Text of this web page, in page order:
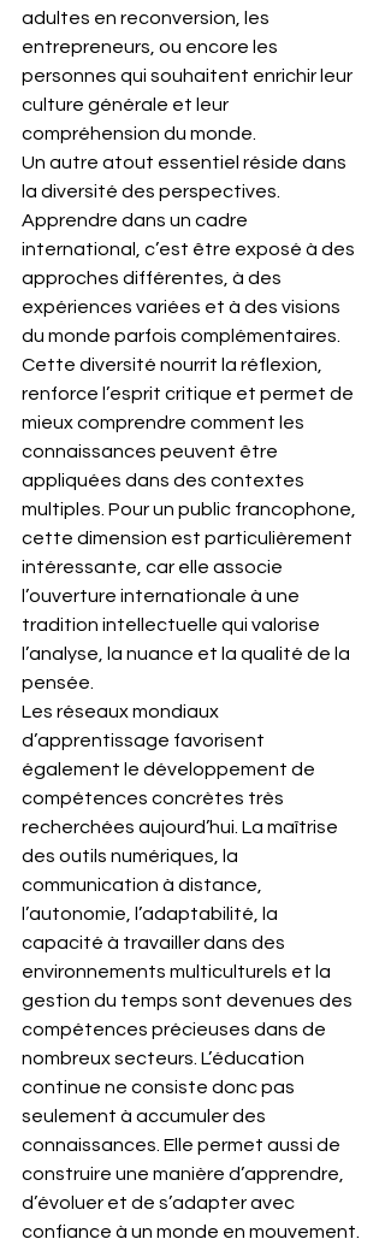
adultes en reconversion, les
entrepreneurs, ou encore les
personnes qui souhaitent enrichir leur
culture générale et leur
compréhension du monde.
Un autre atout essentiel réside dans
la diversité des perspectives.
Apprendre dans un cadre
international, c’est être exposé à des
approches différentes, à des
expériences variées et à des visions
du monde parfois complémentaires.
Cette diversité nourrit la réflexion,
renforce l’esprit critique et permet de
mieux comprendre comment les
connaissances peuvent être
appliquées dans des contextes
multiples. Pour un public francophone,
cette dimension est particulièrement
intéressante, car elle associe
l’ouverture internationale à une
tradition intellectuelle qui valorise
l’analyse, la nuance et la qualité de la
pensée.
Les réseaux mondiaux
d’apprentissage favorisent
également le développement de
compétences concrètes très
recherchées aujourd’hui. La maîtrise
des outils numériques, la
communication à distance,
l’autonomie, l’adaptabilité, la
capacité à travailler dans des
environnements multiculturels et la
gestion du temps sont devenues des
compétences précieuses dans de
nombreux secteurs. L’éducation
continue ne consiste donc pas
seulement à accumuler des
connaissances. Elle permet aussi de
construire une manière d’apprendre,
d’évoluer et de s’adapter avec
confiance à un monde en mouvement.